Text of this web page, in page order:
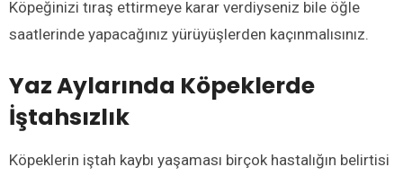
Köpeğinizi tıraş ettirmeye karar verdiyseniz bile öğle
saatlerinde yapacağınız yürüyüşlerden kaçınmalısınız.
Yaz Aylarında Köpeklerde
İştahsızlık
Köpeklerin iştah kaybı yaşaması birçok hastalığın belirtisi